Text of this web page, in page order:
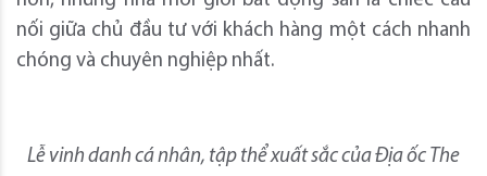
nối giữa chủ đầu tư với khách hàng một cách nhanh
chóng và chuyên nghiệp nhất.
Lễ vinh danh cá nhân, tập thể xuất sắc của Địa ốc The